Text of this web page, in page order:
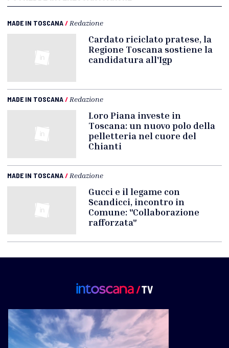
MADE IN TOSCANA/ Redazione
Cardato riciclato pratese, la
Regione Toscana sostiene la
candidatura all'Igp
MADE IN TOSCANA/ Redazione
Loro Piana investe in
Toscana: un nuovo polo della
pelletteria nel cuore del
Chianti
MADE IN TOSCANA/ Redazione
Gucci e il legame con
Scandicci, incontro in
Comune: "Collaborazione
rafforzata"